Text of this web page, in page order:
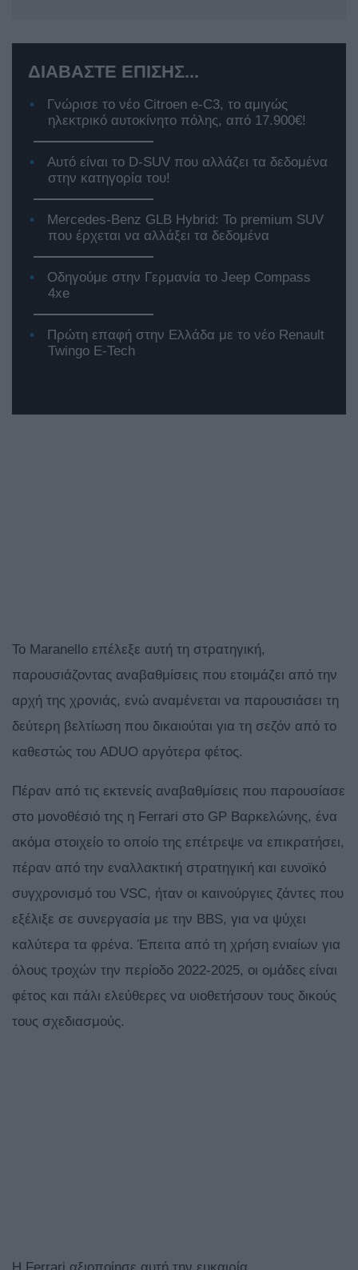
ΔΙΑΒΑΣΤΕ ΕΠΙΣΗΣ...
Γνώρισε το νέο Citroen e-C3, το αμιγώς
ηλεκτρικό αυτοκίνητο πόλης, από 17.900€!
Αυτό είναι το D-SUV που αλλάζει τα δεδομένα
στην κατηγορία του!
Mercedes-Benz GLB Hybrid: Το premium SUV
που έρχεται να αλλάξει τα δεδομένα
Οδηγούμε στην Γερμανία το Jeep Compass
4xe
Πρώτη επαφή στην Ελλάδα με το νέο Renault
Twingo E-Tech
Το Maranello επέλεξε αυτή τη στρατηγική,
παρουσιάζοντας αναβαθμίσεις που ετοιμάζει από την
αρχή της χρονιάς, ενώ αναμένεται να παρουσιάσει τη
δεύτερη βελτίωση που δικαιούται για τη σεζόν από το
καθεστώς του ADUO αργότερα φέτος.
Πέραν από τις εκτενείς αναβαθμίσεις που παρουσίασε
στο μονοθέσιό της η Ferrari στο GP Βαρκελώνης, ένα
ακόμα στοιχείο το οποίο της επέτρεψε να επικρατήσει,
πέραν από την εναλλακτική στρατηγική και ευνοϊκό
συγχρονισμό του VSC, ήταν οι καινούργιες ζάντες που
εξέλιξε σε συνεργασία με την BBS, για να ψύχει
καλύτερα τα φρένα. Έπειτα από τη χρήση ενιαίων για
όλους τροχών την περίοδο 2022-2025, οι ομάδες είναι
φέτος και πάλι ελεύθερες να υιοθετήσουν τους δικούς
τους σχεδιασμούς.